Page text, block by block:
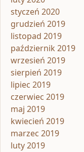
styczeń 2020
grudzień 2019
listopad 2019
październik 2019
wrzesień 2019
sierpień 2019
lipiec 2019
czerwiec 2019
maj 2019
kwiecień 2019
marzec 2019
luty 2019